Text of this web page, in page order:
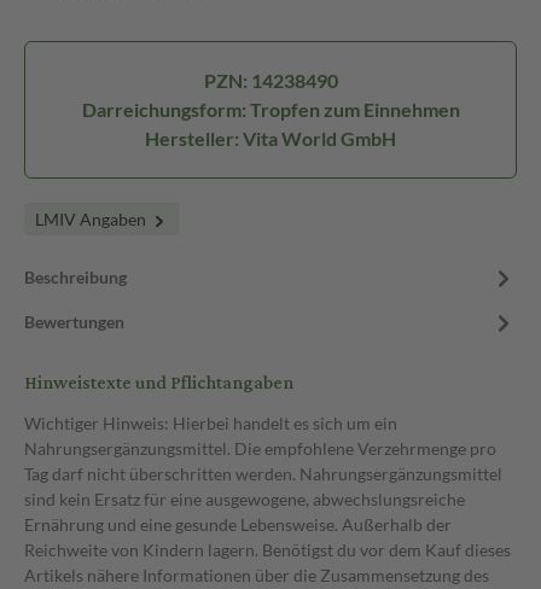
PZN: 14238490
Darreichungsform: Tropfen zum Einnehmen
Hersteller: Vita World GmbH
LMIV Angaben
Beschreibung
Bewertungen
Hinweistexte und Pflichtangaben
Wichtiger Hinweis: Hierbei handelt es sich um ein
Nahrungsergänzungsmittel. Die empfohlene Verzehrmenge pro
Tag darf nicht überschritten werden. Nahrungsergänzungsmittel
sind kein Ersatz für eine ausgewogene, abwechslungsreiche
Ernährung und eine gesunde Lebensweise. Außerhalb der
Reichweite von Kindern lagern. Benötigst du vor dem Kauf dieses
Artikels nähere Informationen über die Zusammensetzung des